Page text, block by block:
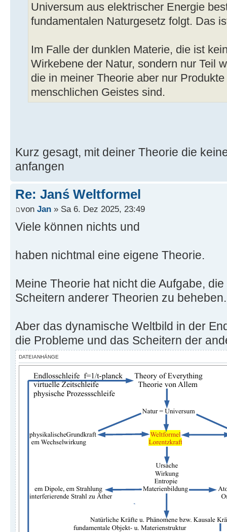
Universum aus elektrischer Energie
fundamentalen Naturgesetz folgt. Das
Im Falle der dunklen Materie, die ist
Wirkebene der Natur, sondern nur Teil
die in meiner Theorie aber nur
menschlichen Geistes sind.
Kurz gesagt, mit deiner Theorie die
anfangen
Re: Janś Weltformel
von Jan » Sa 6. Dez 2025, 23:49
Viele können nichts und
haben nichtmal eine eigene Theorie.
Meine Theorie hat nicht die Aufgabe,
Scheitern anderer Theorien zu beheben.
Aber das dynamische Weltbild in der
die Probleme und das Scheitern der
DATEIANHÄNGE